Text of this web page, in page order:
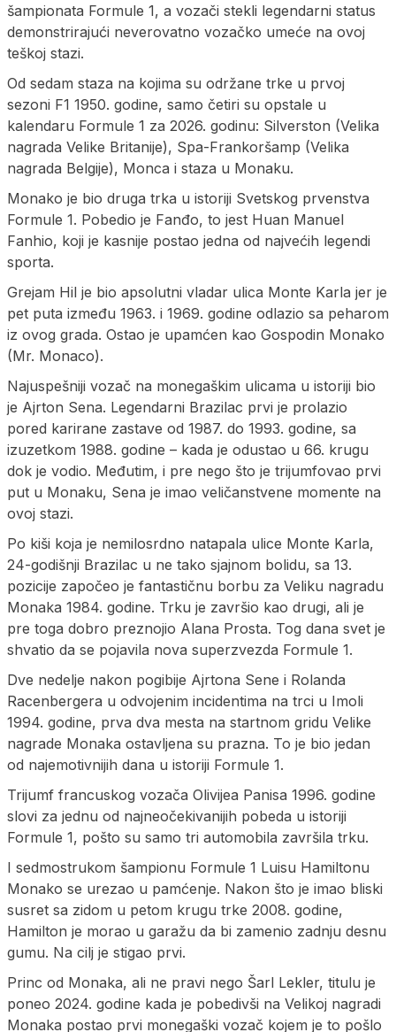
šampionata Formule 1, a vozači stekli legendarni status
demonstrirajući neverovatno vozačko umeće na ovoj
teškoj stazi.
Od sedam staza na kojima su održane trke u prvoj
sezoni F1 1950. godine, samo četiri su opstale u
kalendaru Formule 1 za 2026. godinu: Silverston (Velika
nagrada Velike Britanije), Spa-Frankoršamp (Velika
nagrada Belgije), Monca i staza u Monaku.
Monako je bio druga trka u istoriji Svetskog prvenstva
Formule 1. Pobedio je Fanđo, to jest Huan Manuel
Fanhio, koji je kasnije postao jedna od najvećih legendi
sporta.
Grejam Hil je bio apsolutni vladar ulica Monte Karla jer je
pet puta između 1963. i 1969. godine odlazio sa peharom
iz ovog grada. Ostao je upamćen kao Gospodin Monako
(Mr. Monaco).
Najuspešniji vozač na monegaškim ulicama u istoriji bio
je Ajrton Sena. Legendarni Brazilac prvi je prolazio
pored karirane zastave od 1987. do 1993. godine, sa
izuzetkom 1988. godine – kada je odustao u 66. krugu
dok je vodio. Međutim, i pre nego što je trijumfovao prvi
put u Monaku, Sena je imao veličanstvene momente na
ovoj stazi.
Po kiši koja je nemilosrdno natapala ulice Monte Karla,
24-godišnji Brazilac u ne tako sjajnom bolidu, sa 13.
pozicije započeo je fantastičnu borbu za Veliku nagradu
Monaka 1984. godine. Trku je završio kao drugi, ali je
pre toga dobro preznojio Alana Prosta. Tog dana svet je
shvatio da se pojavila nova superzvezda Formule 1.
Dve nedelje nakon pogibije Ajrtona Sene i Rolanda
Racenbergera u odvojenim incidentima na trci u Imoli
1994. godine, prva dva mesta na startnom gridu Velike
nagrade Monaka ostavljena su prazna. To je bio jedan
od najemotivnijih dana u istoriji Formule 1.
Trijumf francuskog vozača Olivijea Panisa 1996. godine
slovi za jednu od najneočekivanijih pobeda u istoriji
Formule 1, pošto su samo tri automobila završila trku.
I sedmostrukom šampionu Formule 1 Luisu Hamiltonu
Monako se urezao u pamćenje. Nakon što je imao bliski
susret sa zidom u petom krugu trke 2008. godine,
Hamilton je morao u garažu da bi zamenio zadnju desnu
gumu. Na cilj je stigao prvi.
Princ od Monaka, ali ne pravi nego Šarl Lekler, titulu je
poneo 2024. godine kada je pobedivši na Velikoj nagradi
Monaka postao prvi monegaški vozač kojem je to pošlo